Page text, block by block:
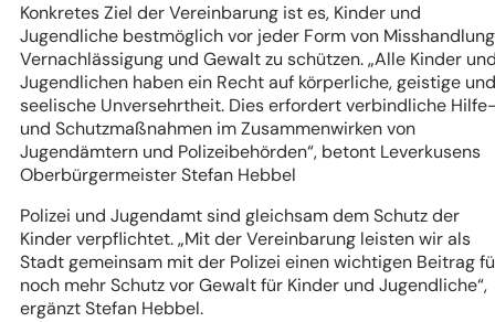
Konkretes Ziel der Vereinbarung ist es, Kinder und
Jugendliche bestmöglich vor jeder Form von
Vernachlässigung und Gewalt zu schützen.„Alle Kinder
Jugendlichen haben ein Recht auf körperliche, geistige und
seelische Unversehrtheit. Dies erfordert verbindliche
und Schutzmaßnahmen im Zusammenwirken von
Jugendämtern und Polizeibehörden“, betont Leverkusens
Oberbürgermeister Stefan Hebbel
Polizei und Jugendamt sind gleichsam dem Schutz der
Kinder verpflichtet.„Mit der Vereinbarung leisten wir als
Stadt gemeinsam mit der Polizei einen wichtigen Beitrag
noch mehr Schutz vor Gewalt für Kinder und Jugendliche“,
ergänzt Stefan Hebbel.